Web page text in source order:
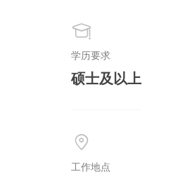
学历要求
硕士及以上
工作地点